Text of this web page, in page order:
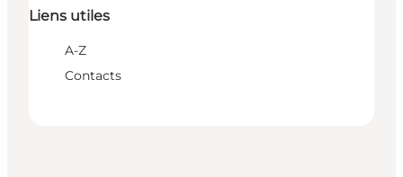
Liens utiles
A-Z
Contacts